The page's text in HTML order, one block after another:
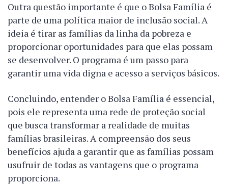
Outra questão importante é que o Bolsa Família é
parte de uma política maior de inclusão social. A
ideia é tirar as famílias da linha da pobreza e
proporcionar oportunidades para que elas possam
se desenvolver. O programa é um passo para
garantir uma vida digna e acesso a serviços básicos.
Concluindo, entender o Bolsa Família é essencial,
pois ele representa uma rede de proteção social
que busca transformar a realidade de muitas
famílias brasileiras. A compreensão dos seus
benefícios ajuda a garantir que as famílias possam
usufruir de todas as vantagens que o programa
proporciona.